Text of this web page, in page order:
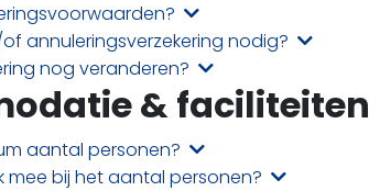
annuleringsverzekering nodig?
nog veranderen?
& faciliteiten
aantal personen?
mee bij het aantal personen?